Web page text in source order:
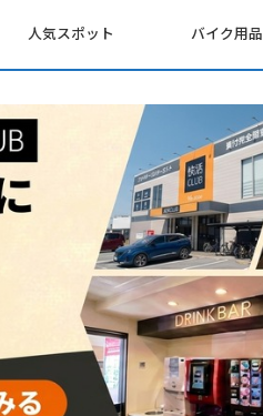
人気スポット バイク用品